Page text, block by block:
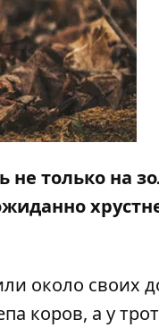
только на
около своих
коров, а у